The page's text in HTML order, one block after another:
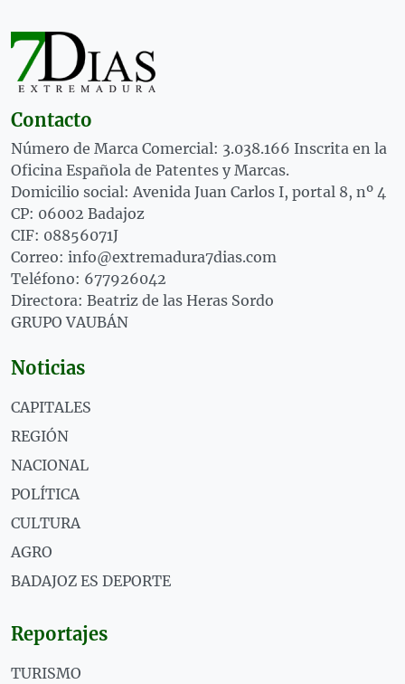
Contacto
Número de Marca Comercial: 3.038.166 Inscrita en la
Oficina Española de Patentes y Marcas.
Domicilio social: Avenida Juan Carlos I, portal 8, nº 4
CP: 06002 Badajoz
CIF: 08856071J
Correo: info@extremadura7dias.com
Teléfono: 677926042
Directora: Beatriz de las Heras Sordo
GRUPO VAUBÁN
Noticias
CAPITALES
REGIÓN
NACIONAL
POLÍTICA
CULTURA
AGRO
BADAJOZ ES DEPORTE
Reportajes
TURISMO